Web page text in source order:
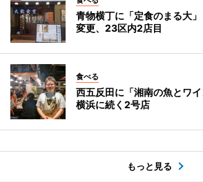
青物横丁に「定食のまる大
変更、23区内2店目
食べる
西五反田に「湘南の魚とワ
横浜に続く2号店
もっと見る